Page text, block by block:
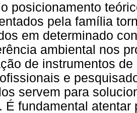
posicionamento
pela família
em determinado
ambiental nos
de instrumentos
e
servem para
É fundamental